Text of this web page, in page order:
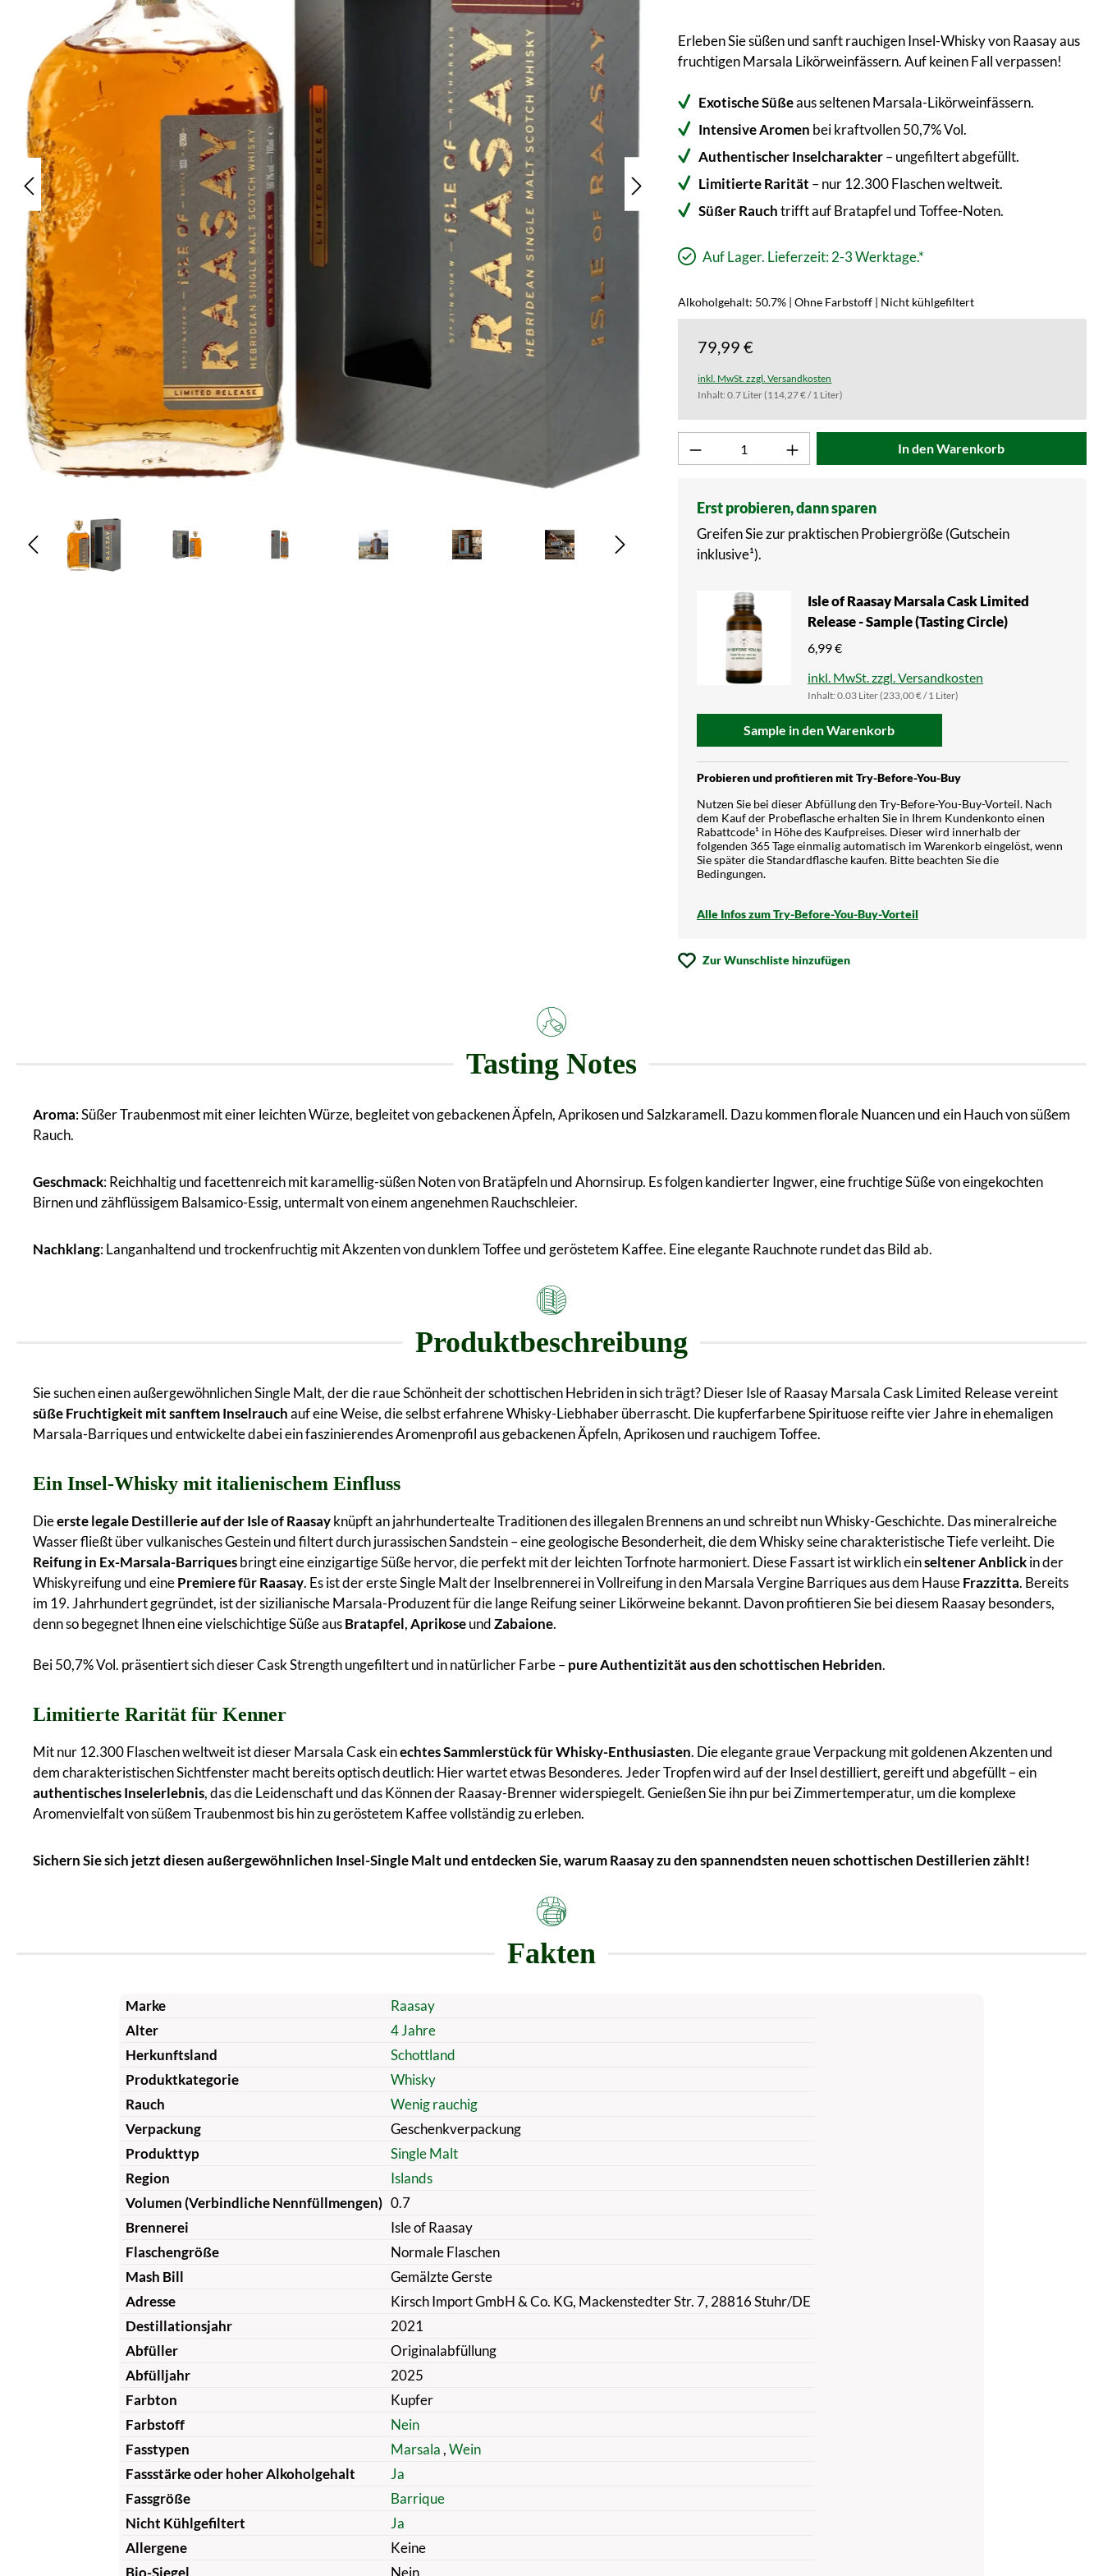
Erleben Sie süßen und sanft rauchigen Insel-Whisky von Raasay aus
fruchtigen Marsala Likörweinfässern. Auf keinen Fall verpassen!
Exotische Süßeaus seltenen Marsala-Likörweinfässern.
Intensive Aromen bei kraftvollen 50,7% Vol.
Authentischer Inselcharakter– ungefiltert abgefüllt.
Limitierte Rarität – nur 12.300 Flaschen weltweit.
Süßer Rauchtrifft auf Bratapfel und Toffee-Noten.
Auf Lager. Lieferzeit: 2-3 Werktage.*
Alkoholgehalt: 50.7% | Ohne Farbstoff | Nicht kühlgefiltert
79,99 €
inkl. MwSt. zzgl. Versandkosten
Inhalt:0.7 Liter(114,27 € / 1 Liter)
Produkt Anzahl: Gib den gewünschten Wert ein
In den Warenkorb
Erst probieren, dann sparen
Greifen Sie zur praktischen Probiergröße (Gutschein
inklusive¹).
Isle of Raasay Marsala Cask Limited
Release - Sample (Tasting Circle)
6,99 €
inkl. MwSt. zzgl. Versandkosten
Inhalt: 0.03 Liter(233,00 € / 1 Liter)
Sample in den Warenkorb
Probieren und profitieren mit Try-Before-You-Buy
Nutzen Sie bei dieser Abfüllung den Try-Before-You-Buy-Vorteil. Nach
dem Kauf der Probeflasche erhalten Sie in Ihrem Kundenkonto einen
Rabattcode¹ in Höhe des Kaufpreises. Dieser wird innerhalb der
folgenden 365 Tage einmalig automatisch im Warenkorb eingelöst, wenn
Sie später die Standardflasche kaufen. Bitte beachten Sie die
Bedingungen.
Alle Infos zum Try-Before-You-Buy-Vorteil
Zur Wunschliste hinzufügen
Tasting Notes
Aroma: Süßer Traubenmost mit einer leichten Würze, begleitet von gebackenen Äpfeln, Aprikosen und Salzkaramell. Dazu kommen florale Nuancen und ein Hauch von süßem
Rauch.
Geschmack: Reichhaltig und facettenreich mit karamellig-süßen Noten von Bratäpfeln und Ahornsirup. Es folgen kandierter Ingwer, eine fruchtige Süße von eingekochten
Birnen und zähflüssigem Balsamico-Essig, untermalt von einem angenehmen Rauchschleier.
Nachklang: Langanhaltend und trockenfruchtig mit Akzenten von dunklem Toffee und geröstetem Kaffee. Eine elegante Rauchnote rundet das Bild ab.
Produktbeschreibung
Sie suchen einen außergewöhnlichen Single Malt, der die raue Schönheit der schottischen Hebriden in sich trägt? Dieser Isle of Raasay Marsala Cask Limited Release vereint
süße Fruchtigkeit mit sanftem Inselrauchauf eine Weise, die selbst erfahrene Whisky-Liebhaber überrascht. Die kupferfarbene Spirituose reifte vier Jahre in ehemaligen
Marsala-Barriques und entwickelte dabei ein faszinierendes Aromenprofil aus gebackenen Äpfeln, Aprikosen und rauchigem Toffee.
Ein Insel-Whisky mit italienischem Einfluss
Dieerste legale Destillerie auf der Isle of Raasayknüpft an jahrhundertealte Traditionen des illegalen Brennens an und schreibt nun Whisky-Geschichte. Das mineralreiche
Wasser fließt über vulkanisches Gestein und filtert durch jurassischen Sandstein – eine geologische Besonderheit, die dem Whisky seine charakteristische Tiefe verleiht. Die
Reifung in Ex-Marsala-Barriquesbringt eine einzigartige Süße hervor, die perfekt mit der leichten Torfnote harmoniert. Diese Fassart ist wirklich einseltener Anblickin der
Whiskyreifung und einePremiere für Raasay. Es ist der erste Single Malt der Inselbrennerei in Vollreifung in den Marsala Vergine Barriques aus dem HauseFrazzitta. Bereits
im 19. Jahrhundert gegründet, ist der sizilianische Marsala-Produzent für die lange Reifung seiner Likörweine bekannt. Davon profitieren Sie bei diesem Raasay besonders,
denn so begegnet Ihnen eine vielschichtige Süße ausBratapfel,AprikoseundZabaione.
Bei 50,7% Vol. präsentiert sich dieser Cask Strength ungefiltert und in natürlicher Farbe –pure Authentizität aus den schottischen Hebriden.
Limitierte Rarität für Kenner
Mit nur 12.300 Flaschen weltweit ist dieser Marsala Cask einechtes Sammlerstück für Whisky-Enthusiasten. Die elegante graue Verpackung mit goldenen Akzenten und
dem charakteristischen Sichtfenster macht bereits optisch deutlich: Hier wartet etwas Besonderes. Jeder Tropfen wird auf der Insel destilliert, gereift und abgefüllt – ein
authentisches Inselerlebnis, das die Leidenschaft und das Können der Raasay-Brenner widerspiegelt. Genießen Sie ihn pur bei Zimmertemperatur, um die komplexe
Aromenvielfalt von süßem Traubenmost bis hin zu geröstetem Kaffee vollständig zu erleben.
Sichern Sie sich jetzt diesen außergewöhnlichen Insel-Single Malt und entdecken Sie, warum Raasay zu den spannendsten neuen schottischen Destillerien zählt!
Fakten
Marke
Raasay
Alter
4 Jahre
Herkunftsland
Schottland
Produktkategorie
Whisky
Rauch
Wenig rauchig
Verpackung
Geschenkverpackung
Produkttyp
Single Malt
Region
Islands
Volumen (Verbindliche Nennfüllmengen) 0.7
Brennerei
Isle of Raasay
Flaschengröße
Normale Flaschen
Mash Bill
Gemälzte Gerste
Adresse
Kirsch Import GmbH & Co. KG, Mackenstedter Str. 7, 28816 Stuhr/DE
Destillationsjahr
2021
Abfüller
Originalabfüllung
Abfülljahr
2025
Farbton
Kupfer
Farbstoff
Nein
Fasstypen
Marsala ,Wein
Fassstärke oder hoher Alkoholgehalt
Ja
Fassgröße
Barrique
Nicht Kühlgefiltert
Ja
Allergene
Keine
Bio-Siegel
Nein